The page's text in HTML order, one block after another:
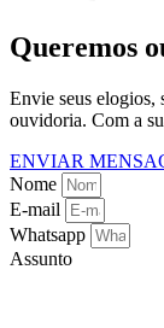
Queremos
Envie seus elogios,
ouvidoria. Com a
ENVIAR
Nome
E-mail
Whatsapp
Assunto